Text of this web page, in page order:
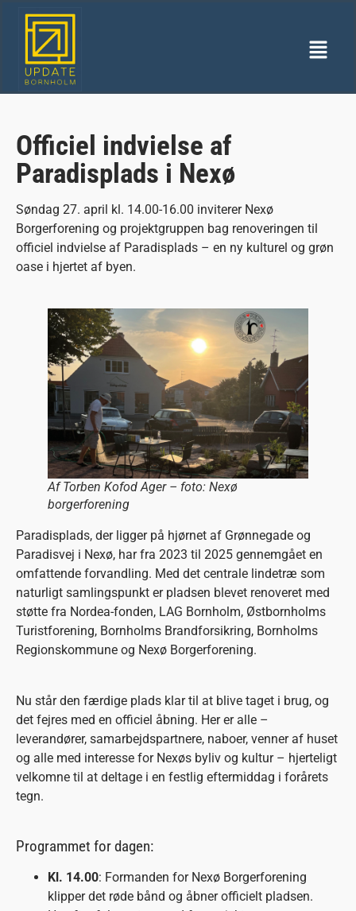
Officiel indvielse af
Paradisplads i Nexø
Søndag 27. april kl. 14.00-16.00 inviterer Nexø
Borgerforening og projektgruppen bag renoveringen til
officiel indvielse af Paradisplads – en ny kulturel og grøn
oase i hjertet af byen.
Af Torben Kofod Ager – foto: Nexø
borgerforening
Paradisplads, der ligger på hjørnet af Grønnegade og
Paradisvej i Nexø, har fra 2023 til 2025 gennemgået en
omfattende forvandling. Med det centrale lindetræ som
naturligt samlingspunkt er pladsen blevet renoveret med
støtte fra Nordea-fonden, LAG Bornholm, Østbornholms
Turistforening, Bornholms Brandforsikring, Bornholms
Regionskommune og Nexø Borgerforening.
Nu står den færdige plads klar til at blive taget i brug, og
det fejres med en officiel åbning. Her er alle –
leverandører, samarbejdspartnere, naboer, venner af huset
og alle med interesse for Nexøs byliv og kultur – hjerteligt
velkomne til at deltage i en festlig eftermiddag i forårets
tegn.
Programmet for dagen:
Kl. 14.00: Formanden for Nexø Borgerforening
klipper det røde bånd og åbner officielt pladsen.